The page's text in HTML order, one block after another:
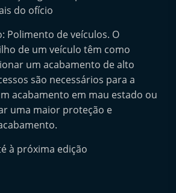
do ofício
Polimento de veículos. O
de um veículo têm como
um acabamento de alto
são necessários para a
acabamento em mau estado ou
uma maior proteção e
à próxima edição